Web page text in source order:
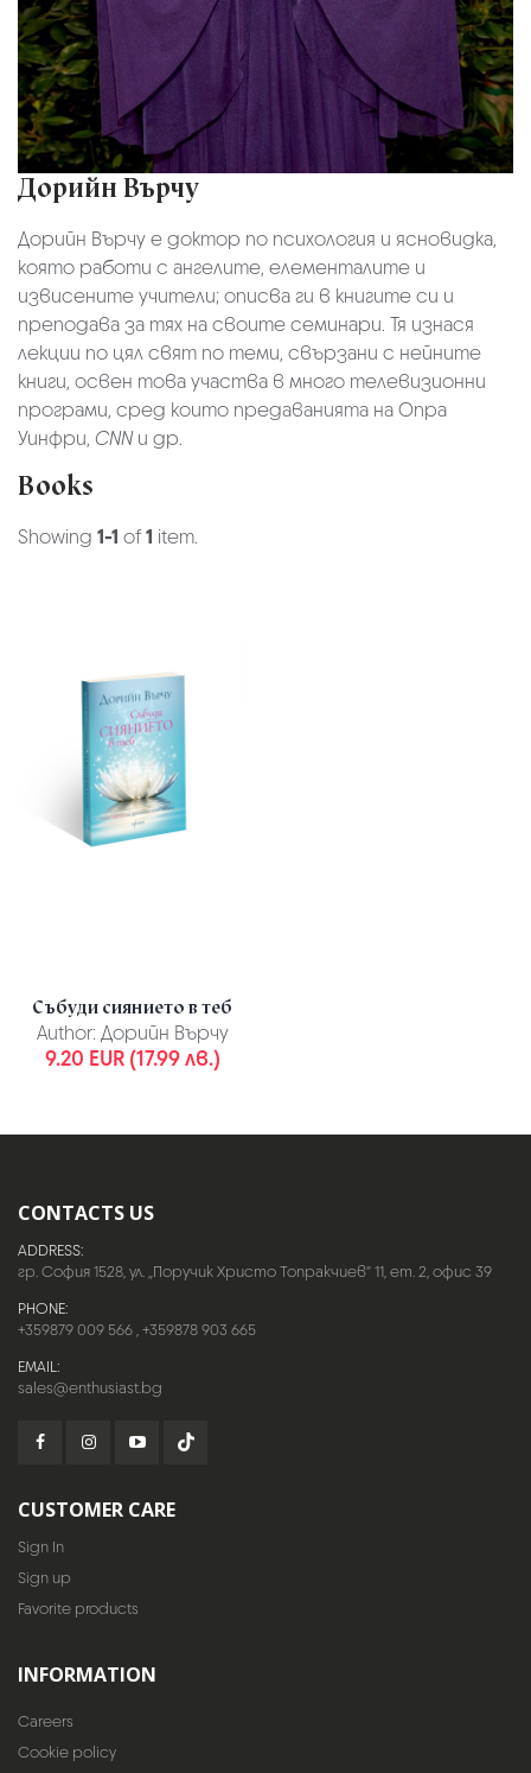
Дорийн Върчу
Дорийн Върчу е доктор по психология и ясновидка,
която работи с ангелите, елементалите и
извисените учители; описва ги в книгите си и
преподава за тях на своите семинари. Тя изнася
лекции по цял свят по теми, свързани с нейните
книги, освен това участва в много телевизионни
програми, сред които предаванията на Опра
Уинфри, CNNи др.
Books
Showing 1-1 of1 item.
Събуди сиянието в теб
Author: Дорийн Върчу
9.20 EUR (17.99 лв.)
CONTACTS US
ADDRESS:
гр. София 1528, ул. „Поручик Христо Топракчиев“ 11, ет. 2, офис 39
PHONE:
+359879 009 566,+359878 903 665
EMAIL:
sales@enthusiast.bg
CUSTOMER CARE
Sign In
Sign up
Favorite products
INFORMATION
Careers
Cookie policy